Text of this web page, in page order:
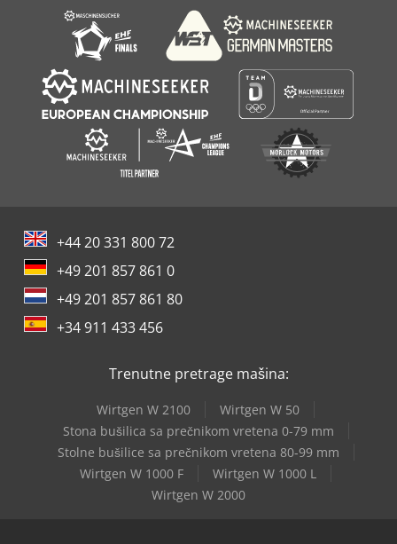
+44 20 331 800 72
+49 201 857 861 0
+49 201 857 861 80
+34 911 433 456
Trenutne pretrage mašina:
Wirtgen W 2100
Wirtgen W 50
Stona bušilica sa prečnikom vretena 0-79 mm
Stolne bušilice sa prečnikom vretena 80-99 mm
Wirtgen W 1000 F
Wirtgen W 1000 L
Wirtgen W 2000